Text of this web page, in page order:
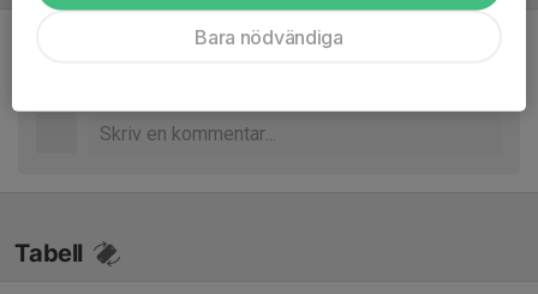
Tabell
Bara nödvändiga